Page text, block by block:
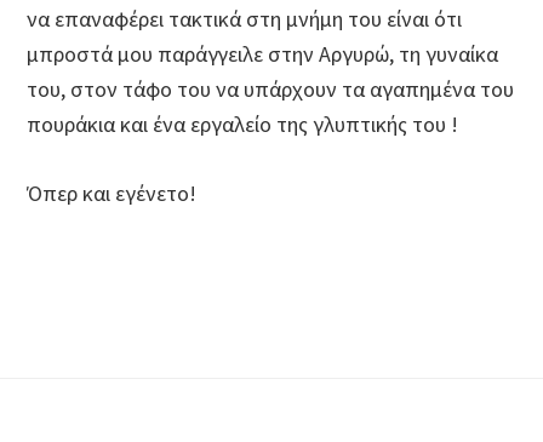
να επαναφέρει τακτικά στη μνήμη του είναι ότι
μπροστά μου παράγγειλε στην Αργυρώ, τη γυναίκα
του, στον τάφο του να υπάρχουν τα αγαπημένα του
πουράκια και ένα εργαλείο της γλυπτικής του !
Όπερ και εγένετο!